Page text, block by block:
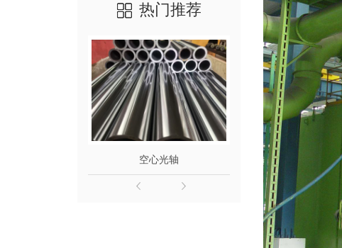
热门推荐
空心光轴 镀铬光